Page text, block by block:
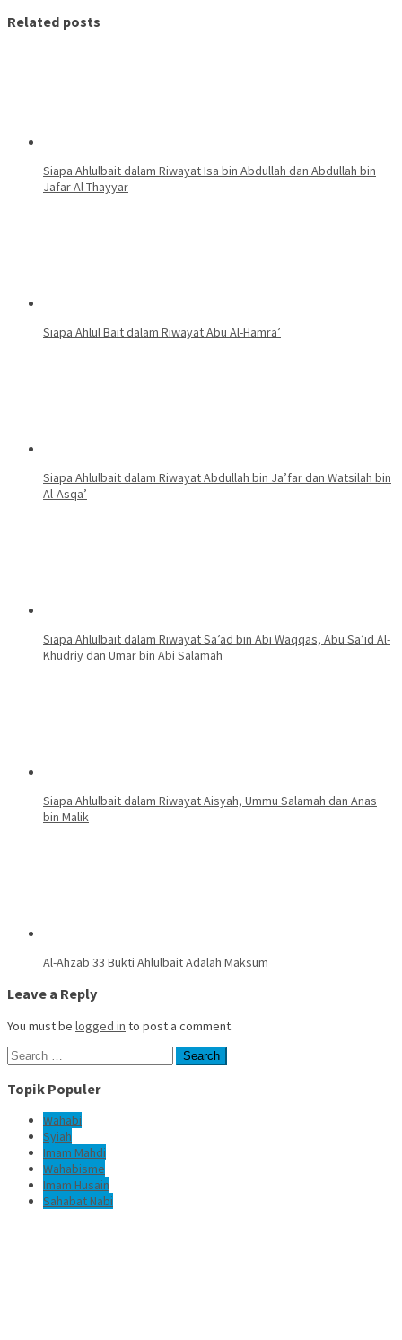
Related posts
Siapa Ahlulbait dalam Riwayat Isa bin Abdullah dan Abdullah bin
Jafar Al-Thayyar
Siapa Ahlul Bait dalam Riwayat Abu Al-Hamra’
Siapa Ahlulbait dalam Riwayat Abdullah bin Ja’far dan Watsilah bin
Al-Asqa’
Siapa Ahlulbait dalam Riwayat Sa’ad bin Abi Waqqas, Abu Sa’id Al-
Khudriy dan Umar bin Abi Salamah
Siapa Ahlulbait dalam Riwayat Aisyah, Ummu Salamah dan Anas
bin Malik
Al-Ahzab 33 Bukti Ahlulbait Adalah Maksum
Leave a Reply
You must be logged in to post a comment.
Search
for:
Topik Populer
Wahabi
Syiah
Imam Mahdi
Wahabisme
Imam Husain
Sahabat Nabi